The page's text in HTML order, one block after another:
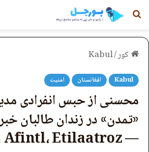
لټون
کور/
Kabul
Kabul افغانستان امنیت
محسنی از حبس انفرادی
«تمدن» در زندان طالبان
— 8am FA، Afintl، Etilaatroz